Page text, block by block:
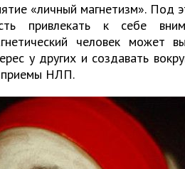
«личный магнетизм». Под
привлекать к себе
человек может
у других и создавать
приемы НЛП.